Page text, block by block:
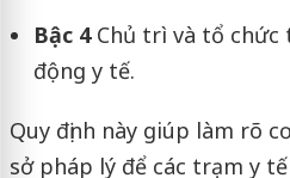
Bậc 4Chủ trì và tổ chức
động y tế.
Quy định này giúp làm rõ
sở pháp lý để các trạm y